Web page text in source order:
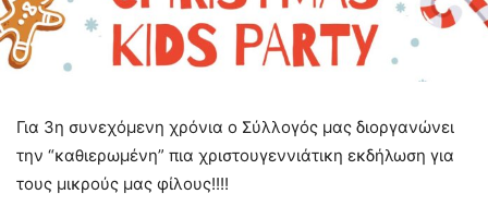
Για 3η συνεχόμενη χρόνια ο Σύλλογός μας διοργανώνει
την “καθιερωμένη” πια χριστουγεννιάτικη εκδήλωση για
τους μικρούς μας φίλους!!!!